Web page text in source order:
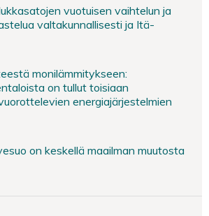
vuotuisen vaihtelun ja
valtakunnallisesti ja Itä-
monilämmitykseen:
on tullut toisiaan
energiajärjestelmien
on keskellä maailman muutosta